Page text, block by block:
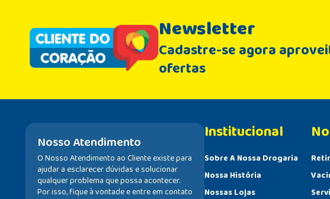
Newsletter
Cadastre-se agora
ofertas
Nosso Atendimento
O Nosso Atendimento ao Cliente existe para
ajudar a esclarecer dúvidas e solucionar
qualquer problema que possa acontecer.
Por isso, fique à vontade e entre em contato
Institucional
Sobre A Nossa Drogaria
Nossa História
Nossas Lojas